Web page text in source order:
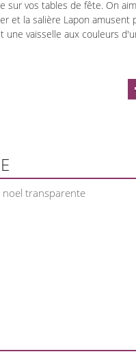
sur vos tables de fête. On
et la salière Lapon amusent
vaisselle aux couleurs
noel transparente